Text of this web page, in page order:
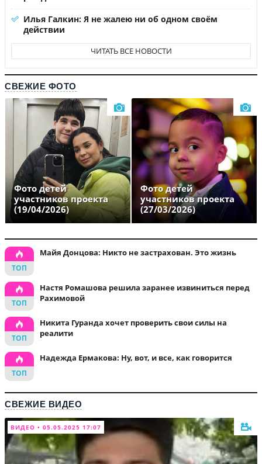
Илья Галкин: Я не жалею ни об одном своём
действии
ЧИТАТЬ ВСЕ НОВОСТИ
СВЕЖИЕ ФОТО
Фото детей
участников проекта
(19/04/2026)
Фото детей
участников проекта
(27/03/2026)
Майя Донцова: Никто не застрахован. Это жизнь
Настя Ромашова решила заранее извиниться перед
Рахимовой
Никита Гуранда хочет проверить свои силы на
реалити
Надежда Ермакова: Ну, вот, и все, как говорится
СВЕЖИЕ ВИДЕО
ВИДЕО • 05.05.2025 17:07